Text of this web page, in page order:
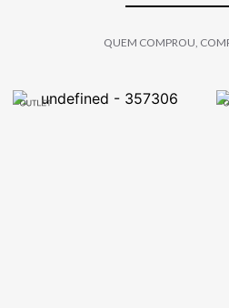
QUEM COMPROU,